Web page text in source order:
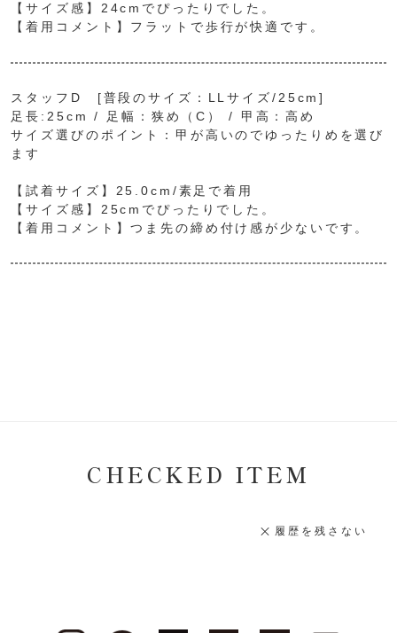
【サイズ感】24cmでぴったりでした。
【着用コメント】フラットで歩行が快適です。
スタッフD [普段のサイズ：LLサイズ/25cm]
足長:25cm / 足幅：狭め（C） / 甲高：高め
サイズ選びのポイント：甲が高いのでゆったりめを選び
ます
【試着サイズ】25.0cm/素足で着用
【サイズ感】25cmでぴったりでした。
【着用コメント】つま先の締め付け感が少ないです。
CHECKED ITEM
履歴を残さない